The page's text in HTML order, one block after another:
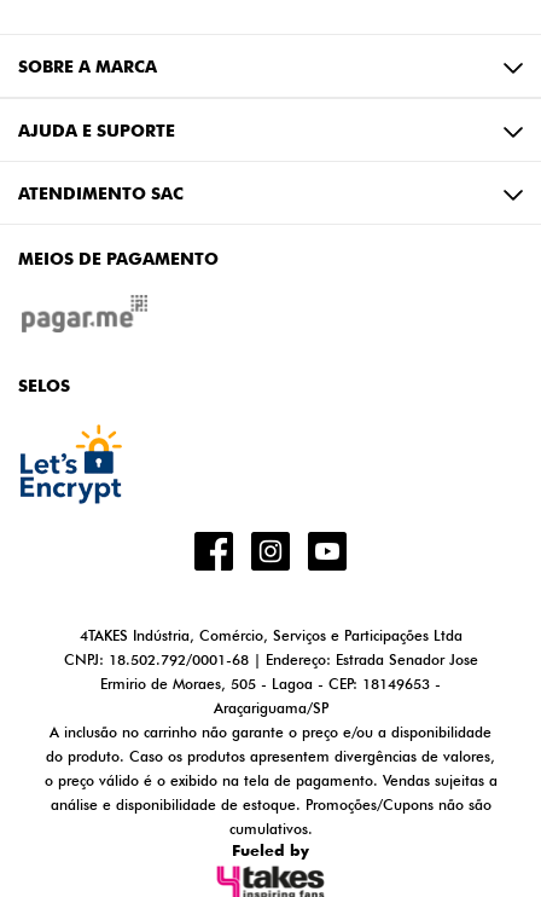
SOBRE A MARCA
AJUDA E SUPORTE
ATENDIMENTO SAC
MEIOS DE PAGAMENTO
SELOS
4TAKES Indústria, Comércio, Serviços e Participações Ltda
CNPJ: 18.502.792/0001-68 | Endereço: Estrada Senador Jose
Ermirio de Moraes, 505 - Lagoa - CEP: 18149653 -
Araçariguama/SP
A inclusão no carrinho não garante o preço e/ou a disponibilidade
do produto. Caso os produtos apresentem divergências de valores,
o preço válido é o exibido na tela de pagamento. Vendas sujeitas a
análise e disponibilidade de estoque. Promoções/Cupons não são
cumulativos.
Fueled by